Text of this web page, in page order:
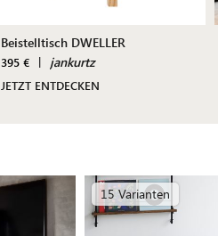
Beistelltisch DWELLER
395 € | jankurtz
JETZT ENTDECKEN
15 Varianten